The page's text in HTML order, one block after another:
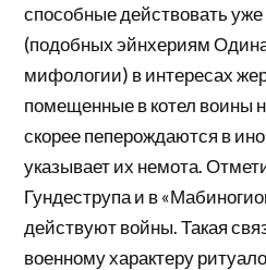
способные действовать уже
(подобных эйнхериям
мифологии) в интересах
помещенные в котел воины
скорее пеперождаются в
указывает их немота.
Гундеструпа и в
действуют войны. Такая
военному характеру